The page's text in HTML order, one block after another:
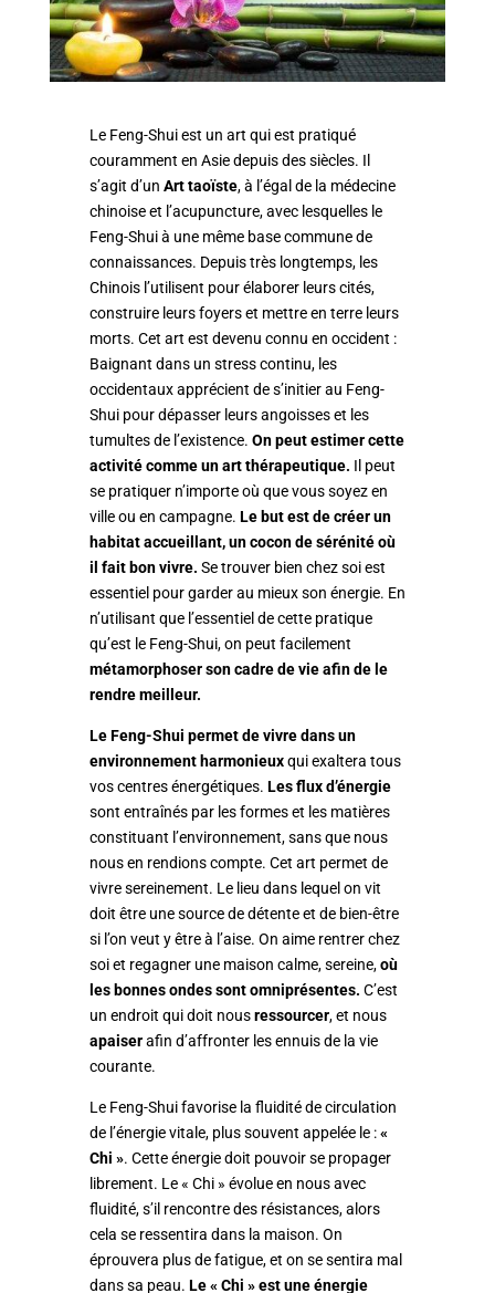
Le Feng-Shui est un art qui est pratiqué
couramment en Asie depuis des siècles. Il
s’agit d’un Art taoïste, à l’égal de la médecine
chinoise et l’acupuncture, avec lesquelles le
Feng-Shui à une même base commune de
connaissances. Depuis très longtemps, les
Chinois l’utilisent pour élaborer leurs cités,
construire leurs foyers et mettre en terre leurs
morts. Cet art est devenu connu en occident :
Baignant dans un stress continu, les
occidentaux apprécient de s’initier au Feng-
Shui pour dépasser leurs angoisses et les
tumultes de l’existence. On peut estimer cette
activité comme un art thérapeutique. Il peut
se pratiquer n’importe où que vous soyez en
ville ou en campagne. Le but est de créer un
habitat accueillant, un cocon de sérénité où
il fait bon vivre. Se trouver bien chez soi est
essentiel pour garder au mieux son énergie. En
n’utilisant que l’essentiel de cette pratique
qu’est le Feng-Shui, on peut facilement
métamorphoser son cadre de vie afin de le
rendre meilleur.
Le Feng-Shui permet de vivre dans un
environnement harmonieuxqui exaltera tous
vos centres énergétiques. Les flux d’énergie
sont entraînés par les formes et les matières
constituant l’environnement, sans que nous
nous en rendions compte. Cet art permet de
vivre sereinement. Le lieu dans lequel on vit
doit être une source de détente et de bien-être
si l’on veut y être à l’aise. On aime rentrer chez
soi et regagner une maison calme, sereine,où
les bonnes ondes sont omniprésentes. C’est
un endroit qui doit nousressourcer, et nous
apaiserafin d’affronter les ennuis de la vie
courante.
Le Feng-Shui favorise la fluidité de circulation
de l’énergie vitale, plus souvent appelée le :«
Chi ». Cette énergie doit pouvoir se propager
librement. Le « Chi » évolue en nous avec
fluidité, s’il rencontre des résistances, alors
cela se ressentira dans la maison. On
éprouvera plus de fatigue, et on se sentira mal
dans sa peau. Le « Chi » est une énergie